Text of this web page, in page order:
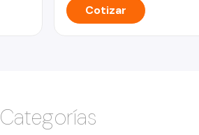
Cotizar
Categorías